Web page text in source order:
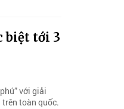
biệt tới 3
với giải
toàn quốc.